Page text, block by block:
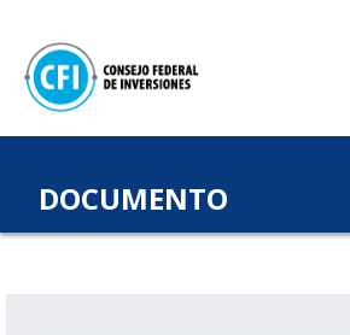
DOCUMENTO